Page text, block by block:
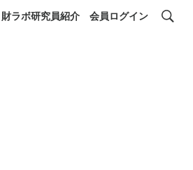
財ラボ研究員紹介 会員ログイン